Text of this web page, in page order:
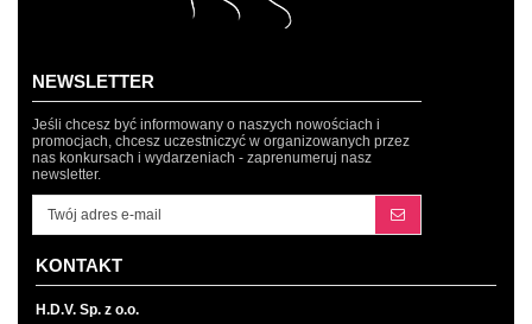
NEWSLETTER
Jeśli chcesz być informowany o naszych nowościach i
promocjach, chcesz uczestniczyć w organizowanych przez
nas konkursach i wydarzeniach - zaprenumeruj nasz
newsletter.
KONTAKT
H.D.V. Sp. z o.o.